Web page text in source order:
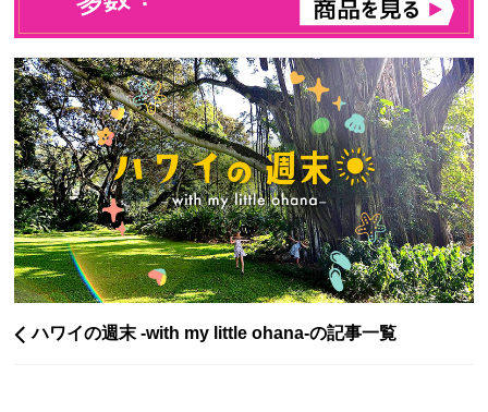
ハワイの週末 -with my little ohana-の記事一覧